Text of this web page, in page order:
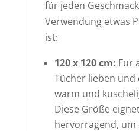
für jeden
Verwendung etwas
ist:
120 x 120 cm: Für
Tücher lieben und
warm und
Diese Größe
hervorragend, um